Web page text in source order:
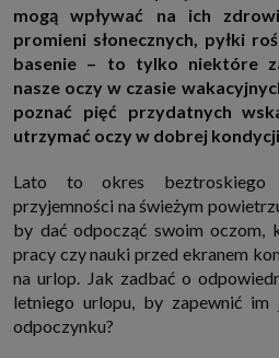
http://www.sagier.pl/
Jeżeli wyrazisz zgodę, o którą wyżej
danych osobowych będą także nasi
Partnerów możesz sprawdzić w
polityki prywatności i tam też
Podstawa i cel przetwarzania
Twoje dane przetwarzamy w następujących
zapewniającej Ci możliwość zapoznania
w oparciu o treść regulaminu tego
Twoje dane w zakresie niezbędnym do
2. Zapewnianie bezpieczeństwa usługi
konta nie loguje się nieuprawniona
statystycznych, ulepszanie naszych
wygody użytkowników (np.
również prowadzenie marketingu i
interesujesz się motoryzacją i oglądasz
mogą wpływać na ich
promieni słonecznych, pyłki
basenie – to tylko niektóre
nasze oczy w czasie
poznać pięć przydatnych
utrzymać oczy w dobrej
Lato to okres beztroskiego
przyjemności na świeżym
by dać odpocząć swoim oczom,
pracy czy nauki przed ekranem
na urlop. Jak zadbać o
letniego urlopu, by zapewnić im
odpoczynku?